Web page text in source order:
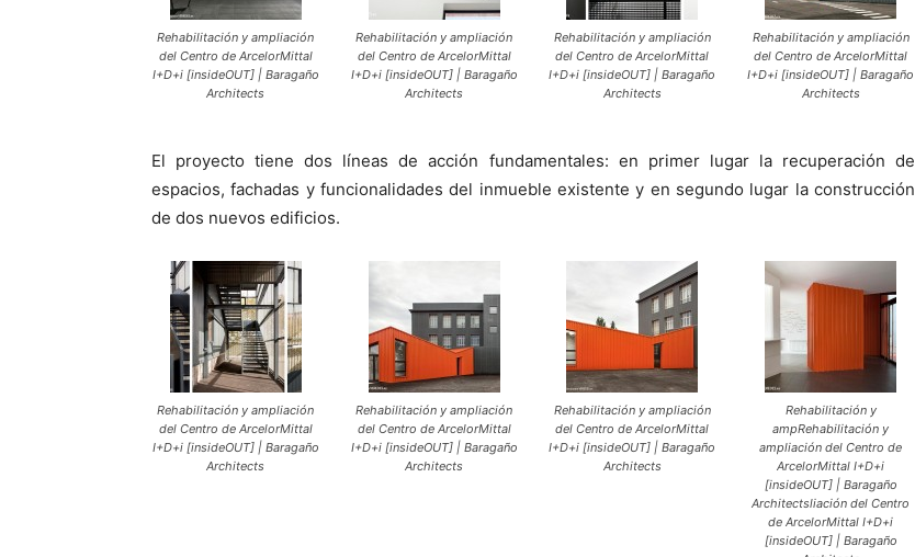
Rehabilitación y ampliación
del Centro de ArcelorMittal
I+D+i [insideOUT] | Baragaño
Architects
Rehabilitación y ampliación
del Centro de ArcelorMittal
I+D+i [insideOUT] | Baragaño
Architects
Rehabilitación y ampliación
del Centro de ArcelorMittal
I+D+i [insideOUT] | Baragaño
Architects
Rehabilitación y ampliación
del Centro de ArcelorMittal
I+D+i [insideOUT] | Baragaño
Architects
El proyecto tiene dos líneas de acción fundamentales: en primer lugar la recuperación de
espacios, fachadas y funcionalidades del inmueble existente y en segundo lugar la construcción
de dos nuevos edificios.
Rehabilitación y ampliación
del Centro de ArcelorMittal
I+D+i [insideOUT] | Baragaño
Architects
Rehabilitación y ampliación
del Centro de ArcelorMittal
I+D+i [insideOUT] | Baragaño
Architects
Rehabilitación y ampliación
del Centro de ArcelorMittal
I+D+i [insideOUT] | Baragaño
Architects
Rehabilitación y
ampRehabilitación y
ampliación del Centro de
ArcelorMittal I+D+i
[insideOUT] | Baragaño
Architectsliación del Centro
de ArcelorMittal I+D+i
[insideOUT] | Baragaño